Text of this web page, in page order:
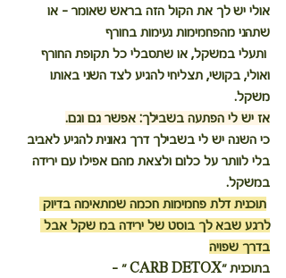
אולי יש לך את הקול הזה בראש שאומר - או
שתהני מהפחמימות נעימות בחורף
ותעלי במשקל, או שתסבלי כל תקופת החורף
ואולי, בקושי, תצליחי להגיע לצד השני באותו
משקל.
אז יש לי הפתעה בשבילך: אפשר גם וגם.
כי השנה יש לי בשבילך דרך גאונית להגיע לאביב
בלי לוותר על כלום ולצאת מהם אפילו עם ירידה
במשקל.
תוכנית דלת פחמימות חכמה שמתאימה בדיוק
לרגע שבא לך בוסט של ירידה במ שקל אבל
בדרך שפויה
בתוכנית "CARB DETOX " -